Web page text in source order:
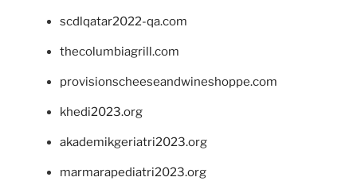
scdlqatar2022-qa.com
thecolumbiagrill.com
provisionscheeseandwineshoppe.com
khedi2023.org
akademikgeriatri2023.org
marmarapediatri2023.org